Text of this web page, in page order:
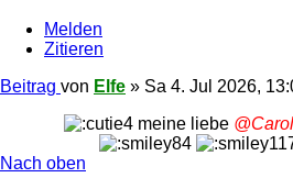
Melden
Zitieren
Beitrag von Elfe » Sa 4. Jul 2026,
meine liebe
Nach oben